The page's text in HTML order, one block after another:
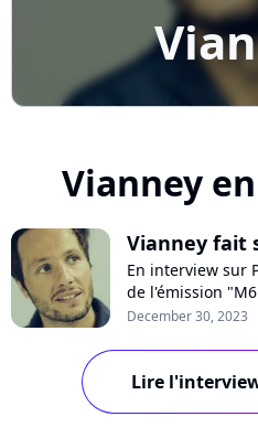
Vianney
Vianney fait
En interview sur
de l'émission
bilan de son
volonté d'arrêter
ses derniers
December 30, 2023
Lire